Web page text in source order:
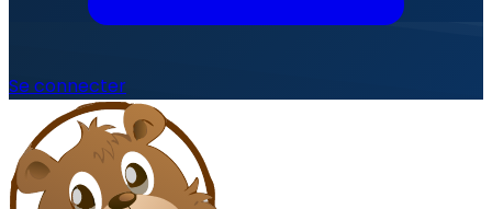
Se connecter